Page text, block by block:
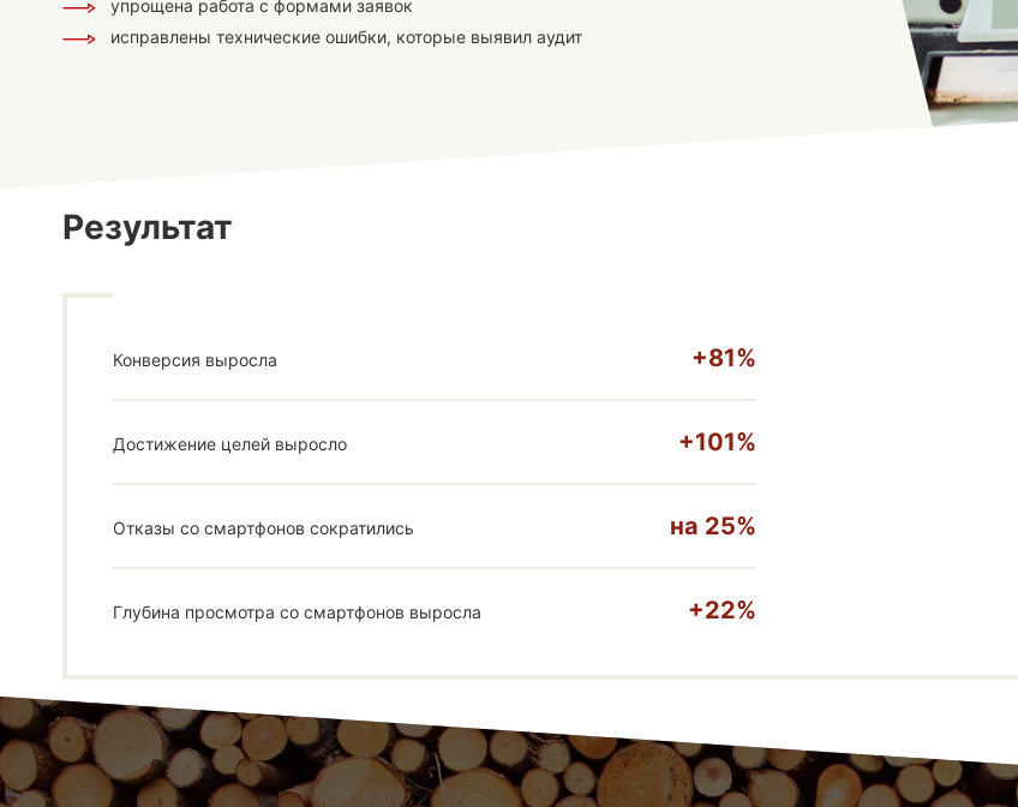
упрощена работа с формами заявок
исправлены технические ошибки, которые выявил аудит
Результат
Конверсия выросла +81%
Достижение целей выросло +101%
Отказы со смартфонов сократились на 25%
Глубина просмотра со смартфонов выросла +22%